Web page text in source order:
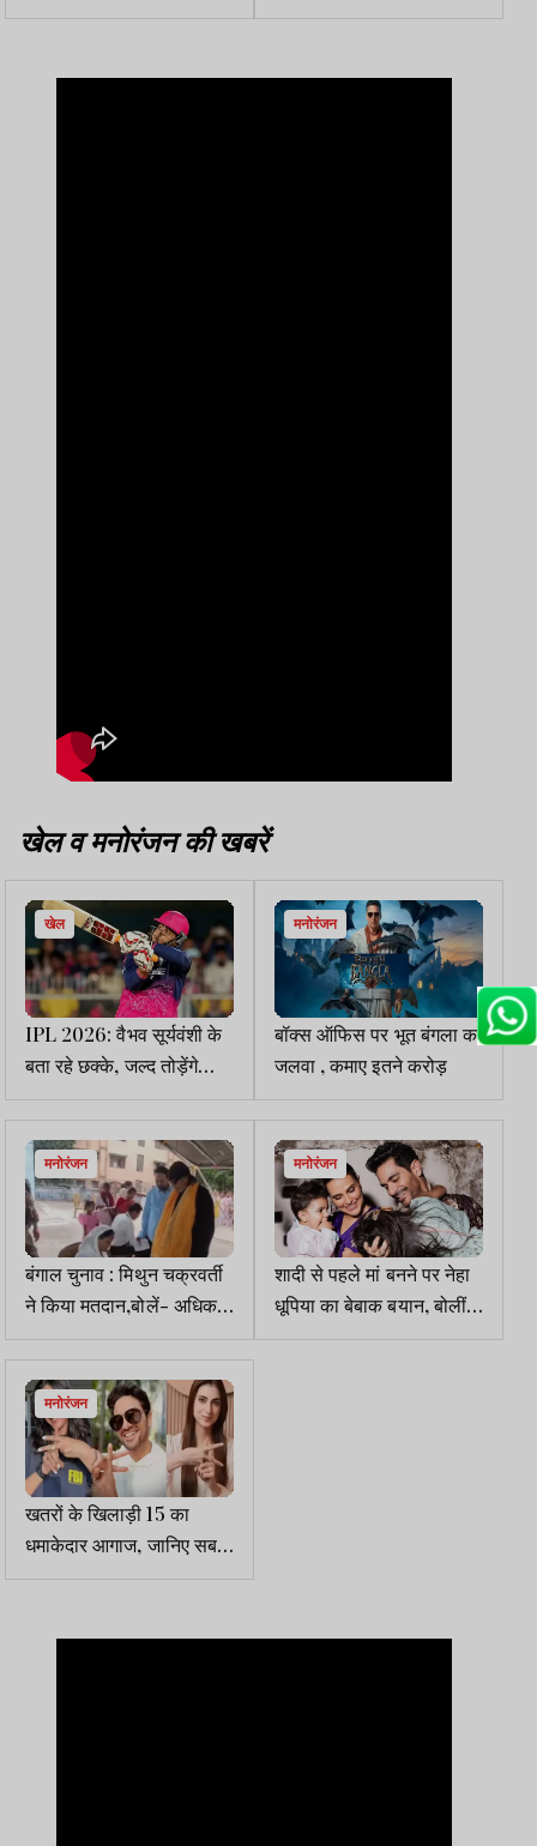
Theft का आरोप, मोदी
सरकार ने मांगे नामांकन
खेल व मनोरंजन की खबरें
खेल
IPL 2026: वैभव सूर्यवंशी के
बता रहे छक्के, जल्द तोड़ेंगे
क्रिस गेल का रिकॉर्ड
मनोरंजन
बॉक्स ऑफिस पर भूत बंगला का
जलवा , कमाए इतने करोड़
मनोरंजन
बंगाल चुनाव : मिथुन चक्रवर्ती
ने किया मतदान,बोलें- अधिक
लोग वोट डालने आए हैं
मनोरंजन
शादी से पहले मां बनने पर नेहा
धूपिया का बेबाक बयान, बोलीं-
भगवान का आशीर्वाद...
मनोरंजन
खतरों के खिलाड़ी 15 का
धमाकेदार आगाज, जानिए सबसे
अमीर कंटेस्टेंट कौन!